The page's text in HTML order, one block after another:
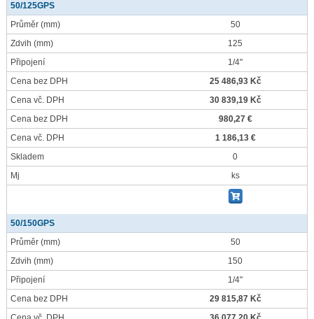
50/125GPS
Průměr (mm)
50
Zdvih (mm)
125
Připojení
1/4"
Cena bez DPH
25 486,93 Kč
Cena vč. DPH
30 839,19 Kč
Cena bez DPH
980,27 €
Cena vč. DPH
1 186,13 €
Skladem
0
Mj
ks
50/150GPS
Průměr (mm)
50
Zdvih (mm)
150
Připojení
1/4"
Cena bez DPH
29 815,87 Kč